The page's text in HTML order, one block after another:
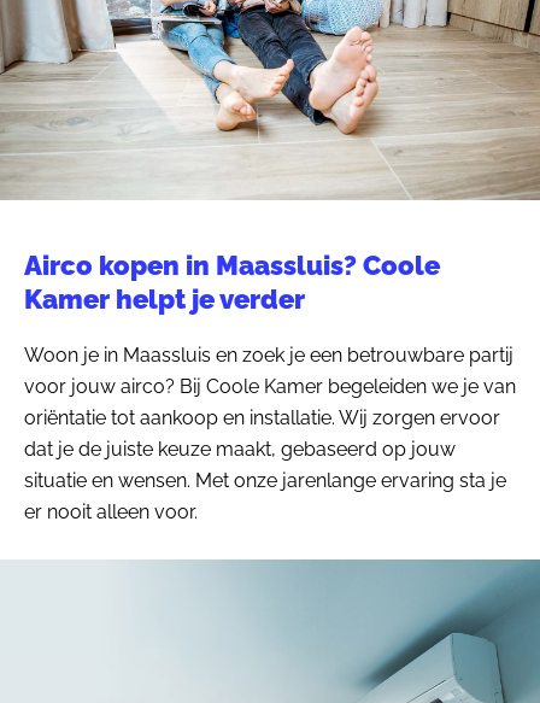
Airco kopen in Maassluis? Coole
Kamer helpt je verder
Woon je in Maassluis en zoek je een betrouwbare partij
voor jouw airco? Bij Coole Kamer begeleiden we je van
oriëntatie tot aankoop en installatie. Wij zorgen ervoor
dat je de juiste keuze maakt, gebaseerd op jouw
situatie en wensen. Met onze jarenlange ervaring sta je
er nooit alleen voor.